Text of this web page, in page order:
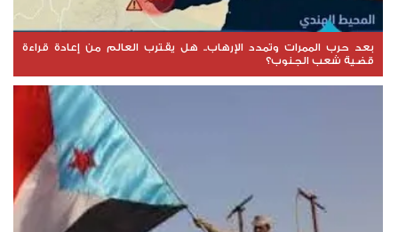
بعد حرب الممرات وتمدد الإرهاب.. هل يقترب العالم من إعادة قراءة
قضية شعب الجنوب؟